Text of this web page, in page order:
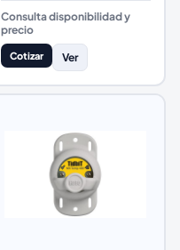
Consulta disponibilidad y
precio
Cotizar Ver